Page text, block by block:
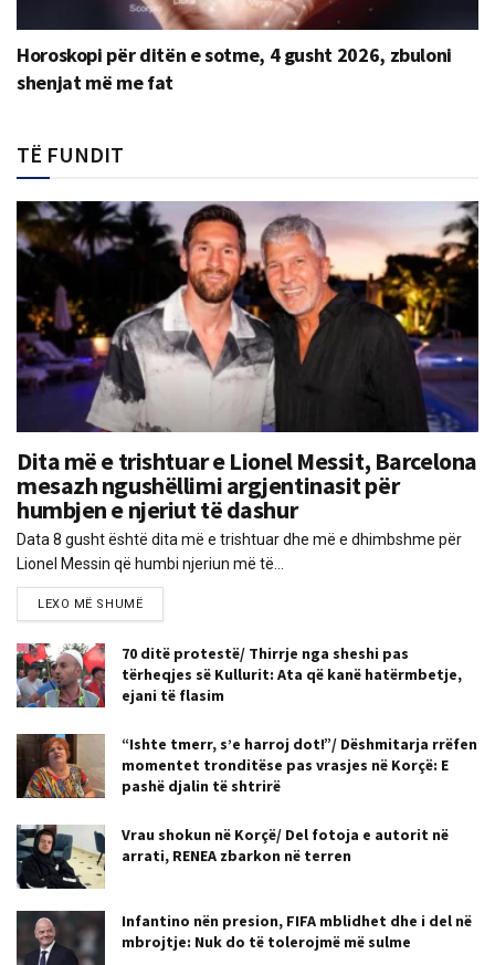
Horoskopi për ditën e sotme, 4 gusht 2026, zbuloni
shenjat më me fat
TË FUNDIT
Dita më e trishtuar e Lionel Messit, Barcelona
mesazh ngushëllimi argjentinasit për
humbjen e njeriut të dashur
Data 8 gusht është dita më e trishtuar dhe më e dhimbshme për
Lionel Messin që humbi njeriun më të...
LEXO MË SHUMË
70 ditë protestë/ Thirrje nga sheshi pas
tërheqjes së Kullurit: Ata që kanë hatërmbetje,
ejani të flasim
“Ishte tmerr, s’e harroj dot!”/ Dëshmitarja rrëfen
momentet tronditëse pas vrasjes në Korçë: E
pashë djalin të shtrirë
Vrau shokun në Korçë/ Del fotoja e autorit në
arrati, RENEA zbarkon në terren
Infantino nën presion, FIFA mblidhet dhe i del në
mbrojtje: Nuk do të tolerojmë më sulme